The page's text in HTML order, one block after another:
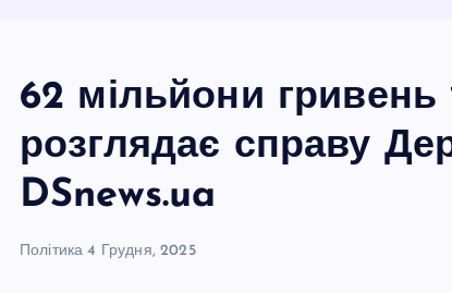
62 мільйони гривень
розглядає справу
DSnews.ua
Політика 4 Грудня, 2025